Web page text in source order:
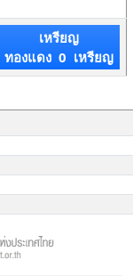
เหรียญ
ทองแดง 0 เหรียญ